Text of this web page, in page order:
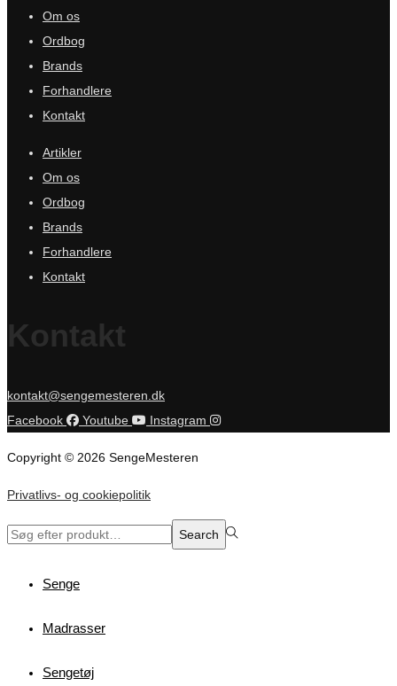
Om os
Ordbog
Brands
Forhandlere
Kontakt
Artikler
Om os
Ordbog
Brands
Forhandlere
Kontakt
Kontakt
kontakt@sengemesteren.dk
Facebook
Youtube Instagram
Copyright © 2026 SengeMesteren
Privatlivs- og cookiepolitik
Search
Search
Senge
Madrasser
Sengetøj